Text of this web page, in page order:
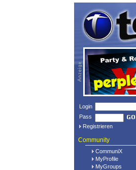
Login
Pass
Registrieren
Community
CommuniX
MyProfile
MyGroups